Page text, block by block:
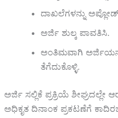
ದಾಖಲೆಗಳನ್ನು
ಅರ್ಜಿ ಶುಲ್ಕ ಪಾವತಿಸಿ.
ಅಂತಿಮವಾಗಿ
ತೆಗೆದುಕೊಳ್ಳಿ.
ಅರ್ಜಿ ಸಲ್ಲಿಕೆ ಪ್ರಕ್ರಿಯೆ ಶೀಘ್ರದಲ್ಲೇ
ಅಧಿಕೃತ ದಿನಾಂಕ ಪ್ರಕಟಣೆಗೆ